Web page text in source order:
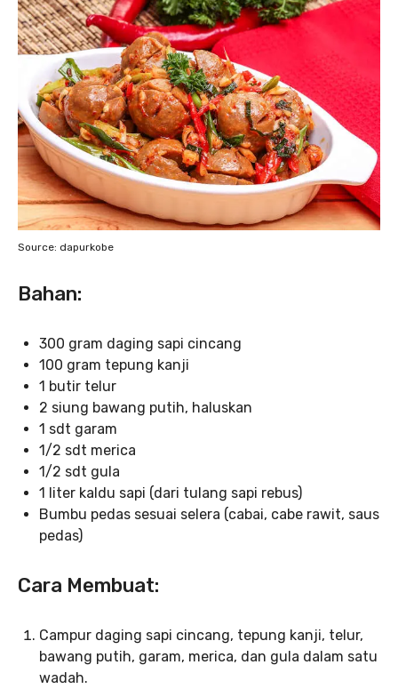
Source: dapurkobe
Bahan:
300 gram daging sapi cincang
100 gram tepung kanji
1 butir telur
2 siung bawang putih, haluskan
1 sdt garam
1/2 sdt merica
1/2 sdt gula
1 liter kaldu sapi (dari tulang sapi rebus)
Bumbu pedas sesuai selera (cabai, cabe rawit, saus
pedas)
Cara Membuat:
Campur daging sapi cincang, tepung kanji, telur,
bawang putih, garam, merica, dan gula dalam satu
wadah.